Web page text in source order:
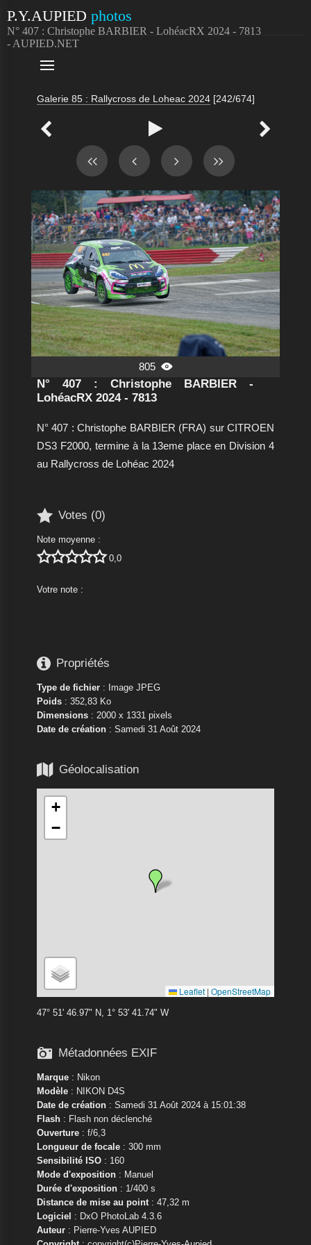
P.Y.AUPIED photos
N° 407 : Christophe BARBIER - LohéacRX 2024 - 7813
- AUPIED.NET

Galerie 85 : Rallycross de Loheac 2024 [242/674]
  
805 
N° 407 : Christophe BARBIER -
LohéacRX 2024 - 7813
N° 407 : Christophe BARBIER (FRA) sur CITROEN
DS3 F2000, termine à la 13eme place en Division 4
au Rallycross de Lohéac 2024
 Votes (0)
Note moyenne :
 0,0
Votre note :
 Propriétés
Type de fichier: Image JPEG
Poids: 352,83 Ko
Dimensions: 2000 x 1331 pixels
Date de création: Samedi 31 Août 2024
 Géolocalisation
+
−
Leaflet | OpenStreetMap
47° 51' 46.97" N, 1° 53' 41.74" W
 Métadonnées EXIF
Marque: Nikon
Modèle: NIKON D4S
Date de création: Samedi 31 Août 2024 à 15:01:38
Flash: Flash non déclenché
Ouverture: f/6,3
Longueur de focale: 300 mm
Sensibilité ISO: 160
Mode d'exposition: Manuel
Durée d'exposition: 1/400 s
Distance de mise au point: 47,32 m
Logiciel : DxO PhotoLab 4.3.6
Auteur: Pierre-Yves AUPIED